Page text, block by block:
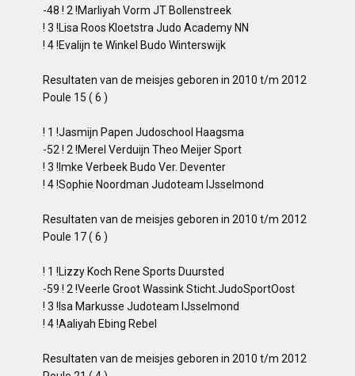
-48 ! 2 !Marliyah Vorm JT Bollenstreek
! 3 !Lisa Roos Kloetstra Judo Academy NN
! 4 !Evalijn te Winkel Budo Winterswijk
Resultaten van de meisjes geboren in 2010 t/m 2012
Poule 15 ( 6 )
! 1 !Jasmijn Papen Judoschool Haagsma
-52 ! 2 !Merel Verduijn Theo Meijer Sport
! 3 !Imke Verbeek Budo Ver. Deventer
! 4 !Sophie Noordman Judoteam IJsselmond
Resultaten van de meisjes geboren in 2010 t/m 2012
Poule 17 ( 6 )
! 1 !Lizzy Koch Rene Sports Duursted
-59 ! 2 !Veerle Groot Wassink Sticht.JudoSportOost
! 3 !Isa Markusse Judoteam IJsselmond
! 4 !Aaliyah Ebing Rebel
Resultaten van de meisjes geboren in 2010 t/m 2012